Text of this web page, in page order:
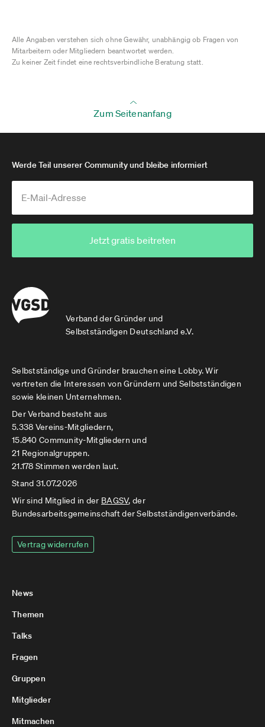
Alle Angaben verstehen sich ohne Gewähr, unabhängig ob Fragen von
Mitarbeitern oder Mitgliedern beantwortet werden.
Zu keiner Zeit findet eine rechtsverbindliche Beratung statt.
Zum Seitenanfang
Verband der Gründer und
Selbstständigen Deutschland e.V.
Werde Teil unserer Community und bleibe informiert
Jetzt gratis beitreten
Selbstständige und Gründer brauchen eine Lobby. Wir
vertreten die Interessen von Gründern und Selbstständigen
sowie kleinen Unternehmen.
Der Verband besteht aus
5.338 Vereins-Mitgliedern,
15.840 Community-Mitgliedern und
21 Regionalgruppen.
21.178 Stimmen werden laut.
Stand 31.07.2026
Wir sind Mitglied in der BAGSV, der
Bundesarbeitsgemeinschaft der Selbstständigenverbände.
Vertrag widerrufen
News
Themen
Talks
Fragen
Gruppen
Mitglieder
Mitmachen